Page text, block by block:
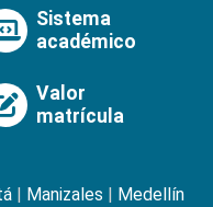
Sistema
académico
Valor
matrícula
Manizales
Medellín